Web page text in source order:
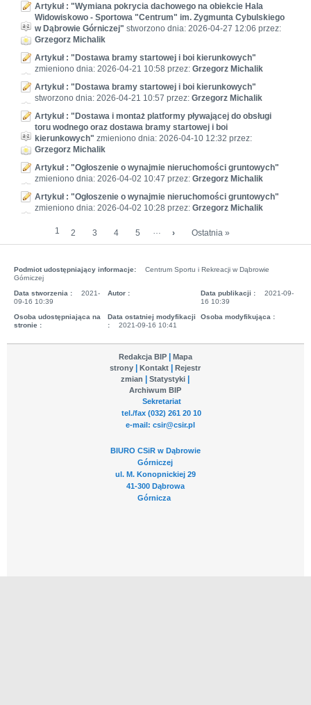
Artykuł : "Wymiana pokrycia dachowego na obiekcie Hala
Widowiskowo - Sportowa "Centrum" im. Zygmunta Cybulskiego
w Dąbrowie Górniczej" stworzono dnia: 2026-04-27 12:06 przez:
Grzegorz Michalik
Artykuł : "Dostawa bramy startowej i boi kierunkowych"
zmieniono dnia: 2026-04-21 10:58 przez: Grzegorz Michalik
Artykuł : "Dostawa bramy startowej i boi kierunkowych"
stworzono dnia: 2026-04-21 10:57 przez: Grzegorz Michalik
Artykuł : "Dostawa i montaż platformy pływającej do obsługi
toru wodnego oraz dostawa bramy startowej i boi
kierunkowych" zmieniono dnia: 2026-04-10 12:32 przez:
Grzegorz Michalik
Artykuł : "Ogłoszenie o wynajmie nieruchomości gruntowych"
zmieniono dnia: 2026-04-02 10:47 przez: Grzegorz Michalik
Artykuł : "Ogłoszenie o wynajmie nieruchomości gruntowych"
zmieniono dnia: 2026-04-02 10:28 przez: Grzegorz Michalik
1 2 3 4 5 … › Ostatnia »
Podmiot udostępniający informacje:
Centrum Sportu i Rekreacji w Dąbrowie
Górniczej
Data stworzenia :
2021-
09-16 10:39
Autor : Data publikacji :
2021-09-
16 10:39
Osoba udostępniająca na
stronie :
Data ostatniej modyfikacji
:
2021-09-16 10:41
Osoba modyfikująca :
Redakcja BIP
Mapa
strony
Kontakt
Rejestr
zmian
Statystyki
Archiwum BIP
Sekretariat
tel./fax (032) 261 20 10
e-mail: csir@csir.pl
BIURO CSiR w Dąbrowie
Górniczej
ul. M. Konopnickiej 29
41-300 Dąbrowa
Górnicza